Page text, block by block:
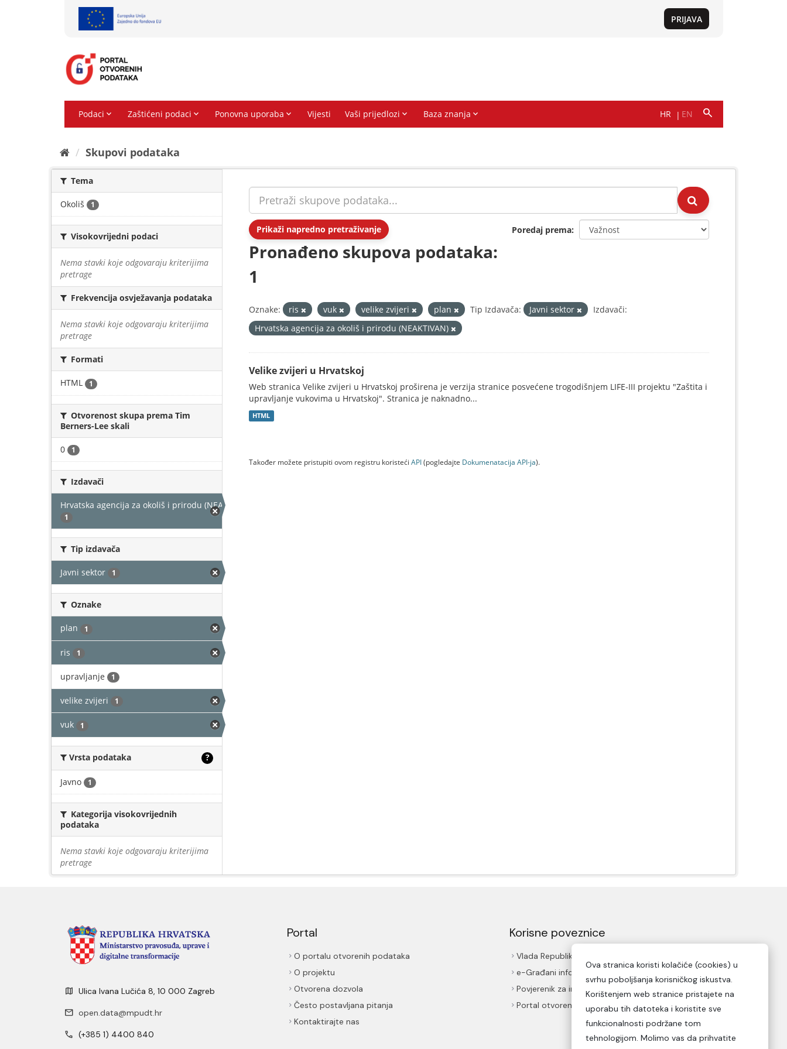
Skupovi podаtаkа
Tema
Okoliš 1
Visokovrijedni podaci
Nema stavki koje odgovaraju kriterijima
pretrage
Frekvencija osvježavanja podataka
Nema stavki koje odgovaraju kriterijima
pretrage
Formati
HTML 1
Otvorenost skupa prema Tim
Berners-Lee skali
0 1
Izdavači
Hrvatska agencija za okoliš i prirodu (NEAKTIVAN)
1
Tip izdavača
Javni sektor 1
Oznake
plan 1
ris 1
upravljanje 1
velike zvijeri 1
vuk 1
Vrsta podataka ?
Javno 1
Kategorija visokovrijednih
podataka
Nema stavki koje odgovaraju kriterijima
pretrage
Prikaži napredno pretraživanje Poredaj prema
Pronađeno skupova podataka:
1
Oznake: ris vuk velike zvijeri plan Tip Izdavača: Javni sektor
Izdavači:
Hrvatska agencija za okoliš i prirodu (NEAKTIVAN)
Velike zvijeri u Hrvatskoj
Web stranica Velike zvijeri u Hrvatskoj proširena je verzija stranice posvećene trogodišnjem LIFE-III projektu "Zaštita i
upravljanje vukovima u Hrvatskoj". Stranica je naknadno...
HTML
Također možete pristupiti ovom registru koristeći API(pogledajte Dokumenаtаcijа API-jа).